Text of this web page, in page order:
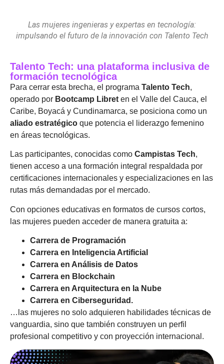
Las mujeres ingenieras y expertas en tecnología:
impulsando el futuro de la innovación con Talento Tech
Talento Tech: una plataforma inclusiva de
formación tecnológica
Para cerrar esta brecha, el programa Talento Tech,
operado por Bootcamp Libret en el Valle del Cauca, el
Caribe, Boyacá y Cundinamarca, se posiciona como un
aliado estratégico que potencia el liderazgo femenino
en áreas tecnológicas.
Las participantes, conocidas como Campistas Tech,
tienen acceso a una formación integral respaldada por
certificaciones internacionales y especializaciones en las
rutas más demandadas por el mercado.
Con opciones educativas en formatos de cursos cortos,
las mujeres pueden acceder de manera gratuita a:
Carrera de Programación
Carrera en Inteligencia Artificial
Carrera en Análisis de Datos
Carrera en Blockchain
Carrera en Arquitectura en la Nube
Carrera en Ciberseguridad.
…las mujeres no solo adquieren habilidades técnicas de
vanguardia, sino que también construyen un perfil
profesional competitivo y con proyección internacional.